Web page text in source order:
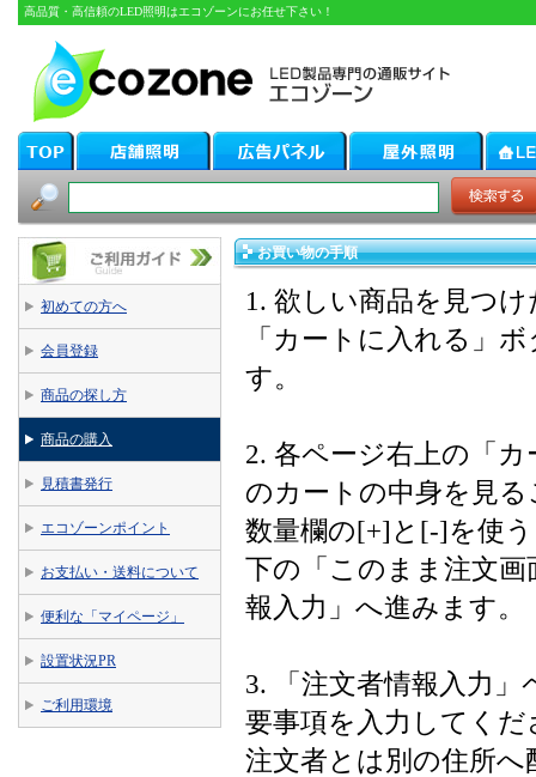
高品質・高信頼のLED照明はエコゾーンにお任せ下さい！
初めての方へ
会員登録
商品の探し方
商品の購入
見積書発行
エコゾーンポイント
お支払い・送料について
便利な「マイページ」
設置状況PR
ご利用環境
お買い物の手順
1. 欲しい商品を見つ
「カートに入れる」
す。
2. 各ページ右上の「
のカートの中身を見
数量欄の[+]と[-]を使
下の「このまま注文
報入力」へ進みます。
3. 「注文者情報入力
要事項を入力してくだ
注文者とは別の住所